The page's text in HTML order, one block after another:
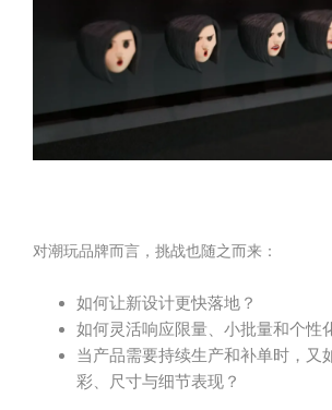
对潮玩品牌而言，挑战也随之而来：
如何让新设计更快落地？
如何灵活响应限量、小批量和个性
当产品需要持续生产和补单时，又
彩、尺寸与细节表现？